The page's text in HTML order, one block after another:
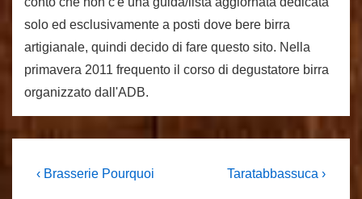
solo ed esclusivamente a posti dove bere birra
artigianale, quindi decido di fare questo sito. Nella
primavera 2011 frequento il corso di degustatore birra
organizzato dall'ADB.
Navigazione
L'articolo
‹ Brasserie Pourquoi
Il
Taratabbassuca ›